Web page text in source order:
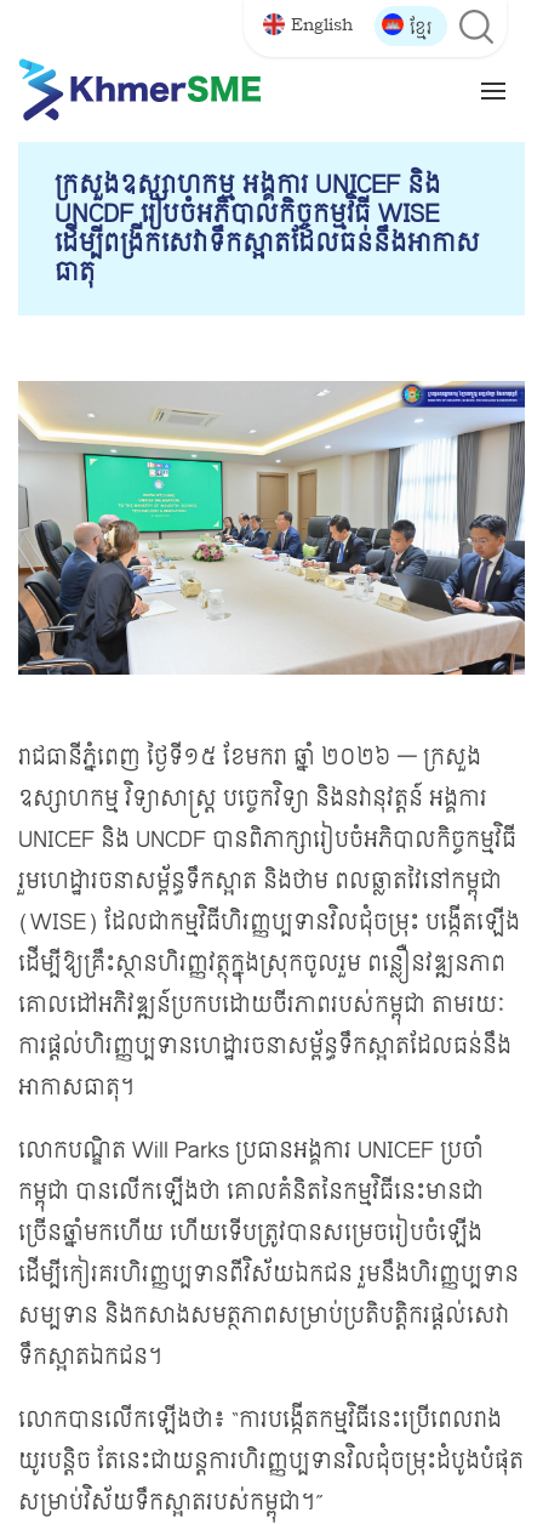
English ខ្មែរ
ក្រសួងឧស្សាហកម្ម អង្គការ UNICEF និង
UNCDF រៀបចំអភិបាលកិច្ចកម្មវិធី WISE
ដើម្បីពង្រីកសេវាទឹកស្អាតដែលធន់នឹងអាកាស
ធាតុ
រាជធានីភ្នំពេញ ថ្ងៃទី១៥ ខែមករា ឆ្នាំ ២០២៦ — ក្រសួង
ឧស្សាហកម្ម វិទ្យាសាស្ត្រ បច្ចេកវិទ្យា និងនវានុវត្តន៍ អង្គការ
UNICEF និង UNCDF បានពិភាក្សារៀបចំអភិបាលកិច្ចកម្មវិធី
រួមហេដ្ឋារចនាសម្ព័ន្ធទឹកស្អាត និងថាម ពលឆ្លាតវៃនៅកម្ពុជា
(WISE) ដែលជាកម្មវិធីហិរញ្ញប្បទានវិលជុំចម្រុះ បង្កើតឡើង
ដើម្បីឱ្យគ្រឹះស្ថានហិរញ្ញវត្ថុក្នុងស្រុកចូលរួម ពន្លឿនវឌ្ឍនភាព
គោលដៅអភិវឌ្ឍន៍ប្រកបដោយចីរភាពរបស់កម្ពុជា តាមរយៈ
ការផ្តល់ហិរញ្ញប្បទានហេដ្ឋារចនាសម្ព័ន្ធទឹកស្អាតដែលធន់នឹង
អាកាសធាតុ។
លោកបណ្ឌិត Will Parks ប្រធានអង្គការ UNICEF ប្រចាំ
កម្ពុជា បានលើកឡើងថា គោលគំនិតនៃកម្មវិធីនេះមានជា
ច្រើនឆ្នាំមកហើយ ហើយទើបត្រូវបានសម្រេចរៀបចំឡើង
ដើម្បីកៀរគរហិរញ្ញប្បទានពីវិស័យឯកជន រួមនឹងហិរញ្ញប្បទាន
សម្បទាន និងកសាងសមត្ថភាពសម្រាប់ប្រតិបត្តិករផ្តល់សេវា
ទឹកស្អាតឯកជន។
លោកបានលើកឡើងថា៖ “ការបង្កើតកម្មវិធីនេះប្រើពេលរាង
យូរបន្តិច តែនេះជាយន្តការហិរញ្ញប្បទានវិលជុំចម្រុះដំបូងបំផុត
សម្រាប់វិស័យទឹកស្អាតរបស់កម្ពុជា។”